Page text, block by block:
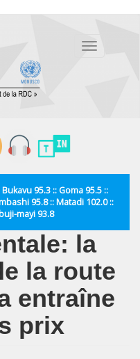
Toggle
95.3 :: Goma 95.5 ::
95.8 :: Matadi 102.0 ::
mayi 93.8
la
la route
entraîne
prix